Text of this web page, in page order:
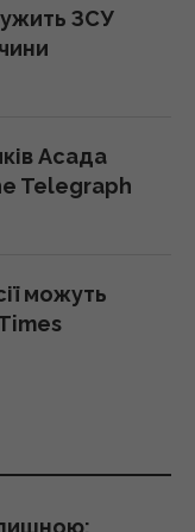
ЗСУ
Асада
Telegraph
можуть
програми,
Windows